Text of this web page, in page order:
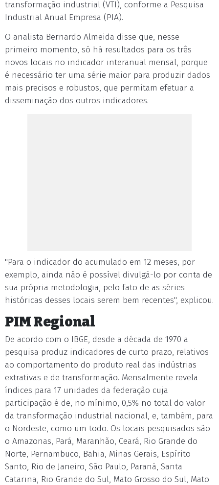
transformação industrial (VTI), conforme a Pesquisa
Industrial Anual Empresa (PIA).
O analista Bernardo Almeida disse que, nesse
primeiro momento, só há resultados para os três
novos locais no indicador interanual mensal, porque
é necessário ter uma série maior para produzir dados
mais precisos e robustos, que permitam efetuar a
disseminação dos outros indicadores.
"Para o indicador do acumulado em 12 meses, por
exemplo, ainda não é possível divulgá-lo por conta de
sua própria metodologia, pelo fato de as séries
históricas desses locais serem bem recentes", explicou.
PIM Regional
De acordo com o IBGE, desde a década de 1970 a
pesquisa produz indicadores de curto prazo, relativos
ao comportamento do produto real das indústrias
extrativas e de transformação. Mensalmente revela
índices para 17 unidades da federação cuja
participação é de, no mínimo, 0,5% no total do valor
da transformação industrial nacional, e, também, para
o Nordeste, como um todo. Os locais pesquisados são
o Amazonas, Pará, Maranhão, Ceará, Rio Grande do
Norte, Pernambuco, Bahia, Minas Gerais, Espírito
Santo, Rio de Janeiro, São Paulo, Paraná, Santa
Catarina, Rio Grande do Sul, Mato Grosso do Sul, Mato